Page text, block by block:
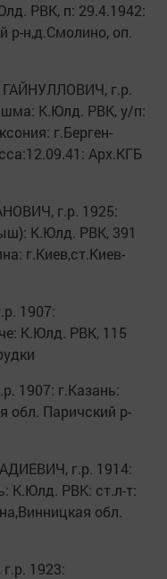
РВК, п: 29.4.1942:
р-н,д.Смолино, оп.
г.р.
К.Юлд. РВК, у/п:
г.Берген-
Арх.КГБ
г.р. 1925:
К.Юлд. РВК, 391
г.Киев,ст.Киев-
1907:
К.Юлд. РВК, 115
1907: г.Казань:
обл. Паричский р-
г.р. 1914:
К.Юлд. РВК: ст.л-т:
обл.
1923: